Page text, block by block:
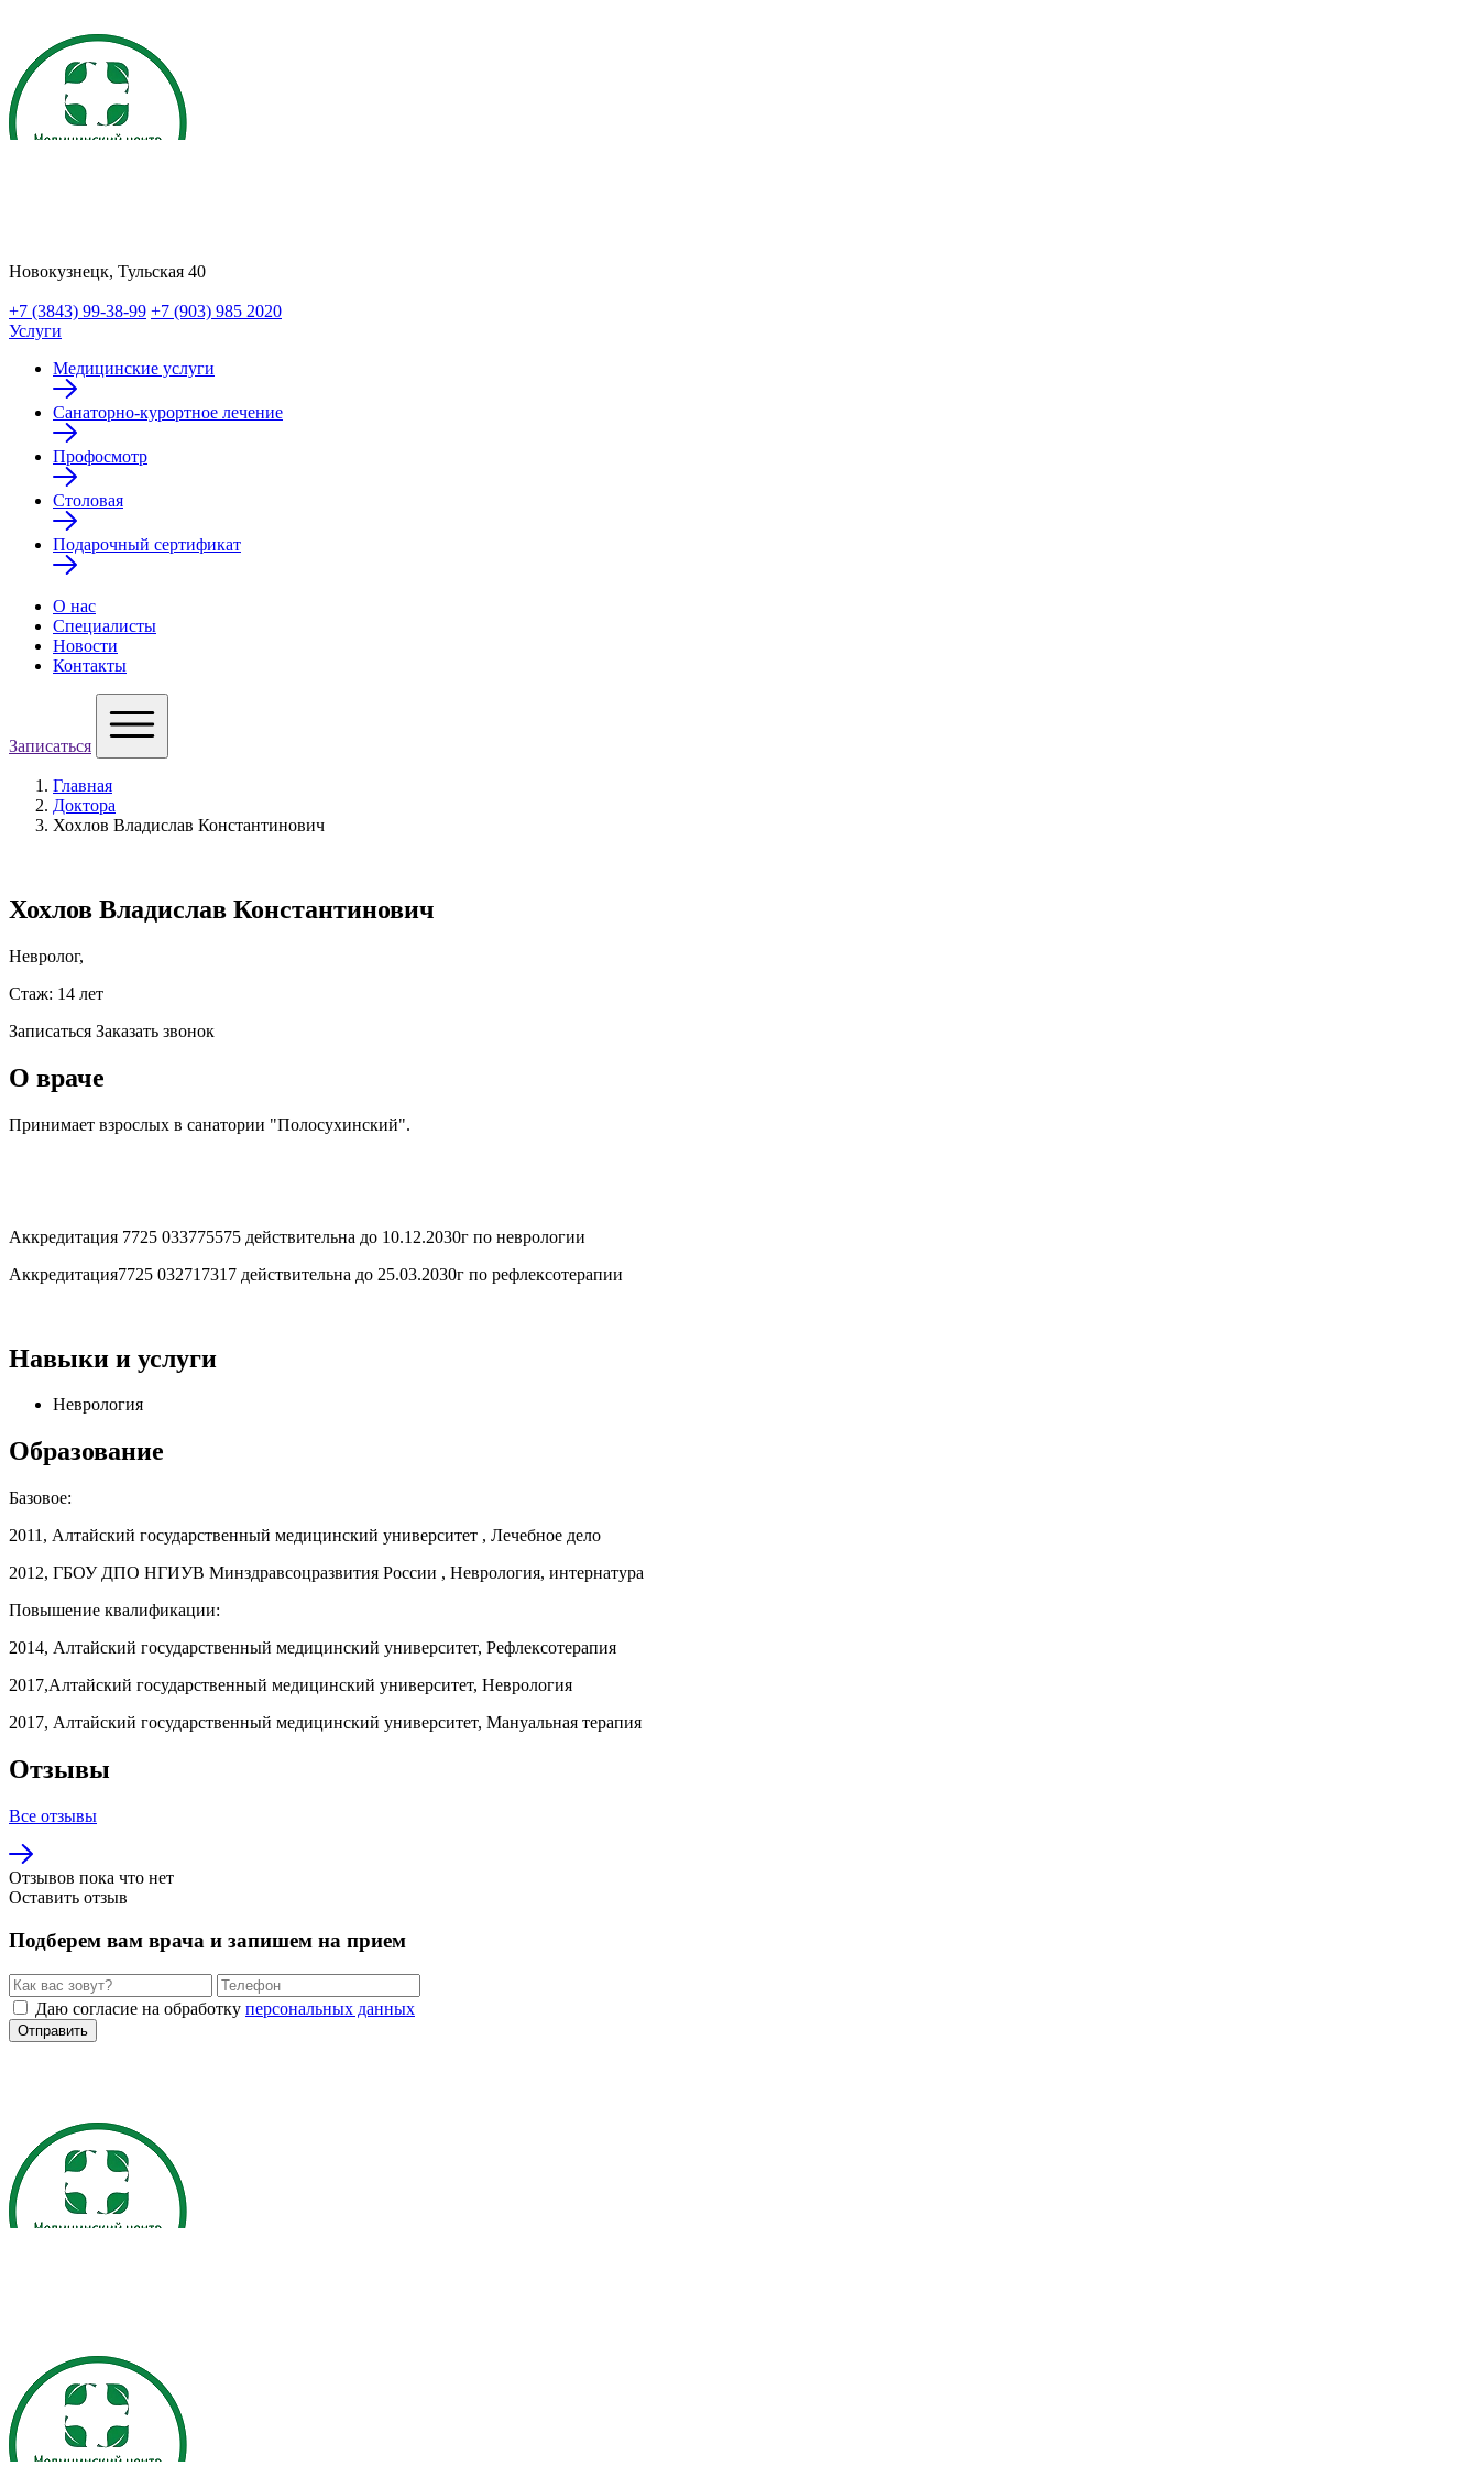
Новокузнецк, Тульская 40
+7 (3843) 99-38-99 +7 (903) 985 2020
Услуги
Медицинские услуги
Санаторно-курортное лечение
Профосмотр
Столовая
Подарочный сертификат
О нас
Специалисты
Новости
Контакты
Записаться
Главная
Доктора
Хохлов Владислав Константинович
Хохлов Владислав Константинович
Невролог,
Стаж: 14 лет
Записаться Заказать звонок
О враче
Принимает взрослых в санатории "Полосухинский".
Аккредитация 7725 033775575 действительна до 10.12.2030г по неврологии
Аккредитация7725 032717317 действительна до 25.03.2030г по рефлексотерапии
Навыки и услуги
Неврология
Образование
Базовое:
2011, Алтайский государственный медицинский университет , Лечебное дело
2012, ГБОУ ДПО НГИУВ Минздравсоцразвития России , Неврология, интернатура
Повышение квалификации:
2014, Алтайский государственный медицинский университет, Рефлексотерапия
2017,Алтайский государственный медицинский университет, Неврология
2017, Алтайский государственный медицинский университет, Мануальная терапия
Отзывы
Все отзывы
Отзывов пока что нет
Оставить отзыв
Подберем вам врача и запишем на прием
Даю согласие на обработку персональных данных
Отправить